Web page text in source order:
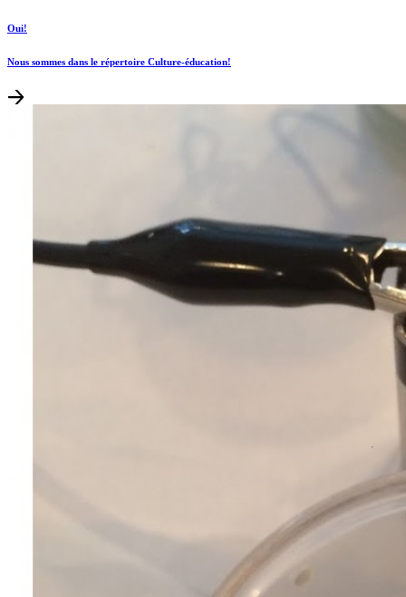
Oui!
Nous sommes dans le répertoire Culture-éducation!